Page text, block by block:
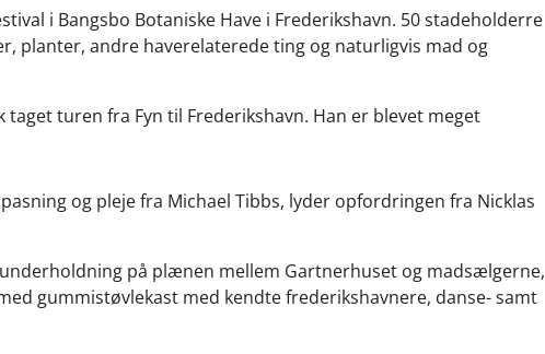
i Bangsbo Botaniske Have i Frederikshavn. 50 stadeholderre
planter, andre haverelaterede ting og naturligvis mad og
turen fra Fyn til Frederikshavn. Han er blevet meget
og pleje fra Michael Tibbs, lyder opfordringen fra Nicklas
på plænen mellem Gartnerhuset og madsælgerne,
gummistøvlekast med kendte frederikshavnere, danse- samt